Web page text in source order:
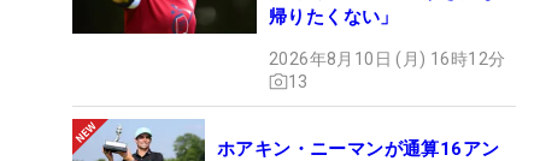
帰りたくない」
2026年8月10日 (月) 16時12分
13
ホアキン・ニーマンが通算16アン